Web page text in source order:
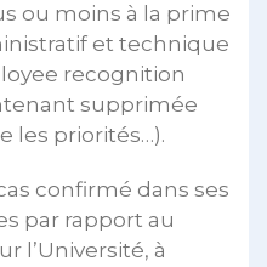
ou moins à la prime
et technique
recognition
supprimée
les priorités…).
confirmé dans ses
par rapport au
l’Université, à